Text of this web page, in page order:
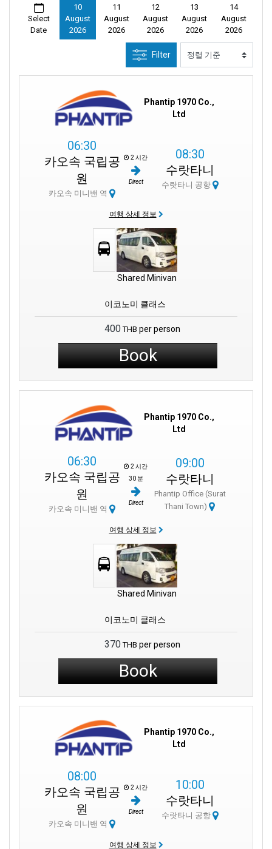
Select
Date
10
August
2026
11
August
2026
12
August
2026
13
August
2026
14
August
2026
Filter
Phantip 1970 Co.,
Ltd
06:30
카오속 국립공
원
카오속 미니밴 역
2 시간
Direct
08:30
수랏타니
수랏타니 공항
여행 상세 정보
Shared Minivan
이코노미 클래스
400 THB per person
Book
Phantip 1970 Co.,
Ltd
06:30
카오속 국립공
원
카오속 미니밴 역
2 시간
30 분
Direct
09:00
수랏타니
Phantip Office (Surat
Thani Town)
여행 상세 정보
Shared Minivan
이코노미 클래스
370 THB per person
Book
Phantip 1970 Co.,
Ltd
08:00
카오속 국립공
원
카오속 미니밴 역
2 시간
Direct
10:00
수랏타니
수랏타니 공항
여행 상세 정보